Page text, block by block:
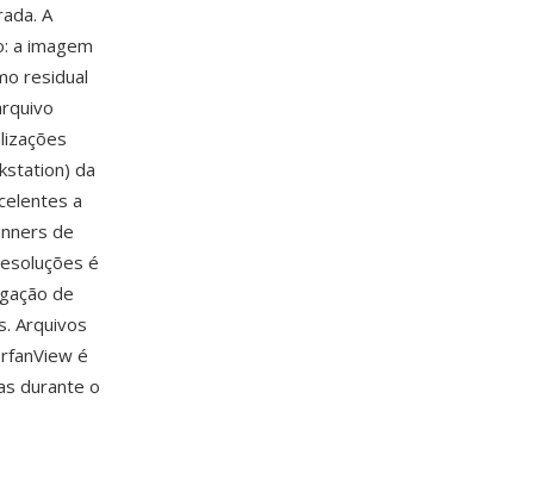
A
a imagem
residual
da
a
de
é
de
Arquivos
é
durante o